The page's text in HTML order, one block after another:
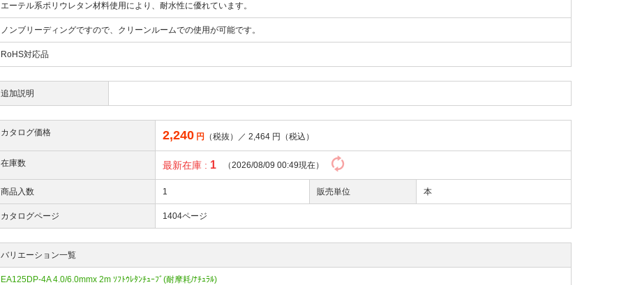
エーテル系ポリウレタン材料使用により、耐水性に優れています。
ノンブリーディングですので、クリーンルームでの使用が可能です。
RoHS対応品
追加説明
カタログ価格 2,240 円 （税抜）／2,464 円（税込）
在庫数 最新在庫 : 1 （2026/08/09 00:49現在）
商品入数 1 販売単位 本
カタログページ 1404ページ
バリエーション一覧
EA125DP-4A 4.0/6.0mmx 2m ｿﾌﾄｳﾚﾀﾝﾁｭｰﾌﾞ(耐摩耗/ﾅﾁｭﾗﾙ)